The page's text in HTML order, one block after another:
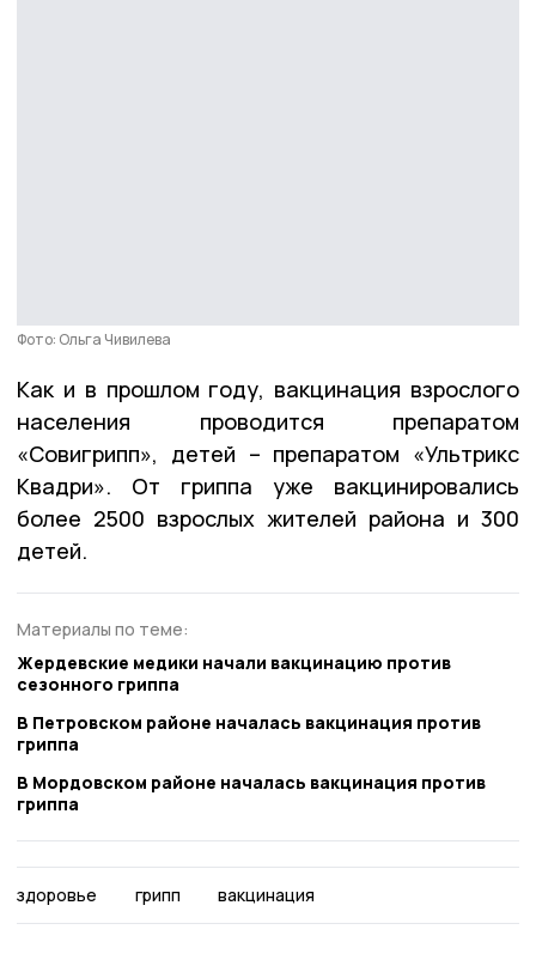
Фото: Ольга Чивилева
Как и в прошлом году, вакцинация взрослого
населения проводится препаратом
«Совигрипп», детей – препаратом «Ультрикс
Квадри». От гриппа уже вакцинировались
более 2500 взрослых жителей района и 300
детей.
Материалы по теме:
Жердевские медики начали вакцинацию против
сезонного гриппа
В Петровском районе началась вакцинация против
гриппа
В Мордовском районе началась вакцинация против
гриппа
здоровье грипп вакцинация